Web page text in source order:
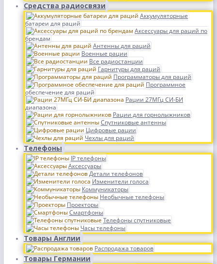
Средства радиосвязи
Аккумуляторные
батареи для раций
Аксессуары для раций по
брендам
Антенны для раций
Военные рации
Все радиостанции
Гарнитуры для раций
Программаторы для раций
Программное
обеспечение для раций
Рации 27МГц СИ-БИ
диапазона
Рации для горнолыжников
Спутниковые антенны
Цифровые рации
Чехлы для раций
Телефоны
IP телефоны
Аксессуары
Детали телефонов
Изменители голоса
Коммуникаторы
Необычные телефоны
Проекторы
Смартфоны
Телефоны спутниковые
Часы телефоны
Товары Англии
Распродажа товаров
Товары Германии